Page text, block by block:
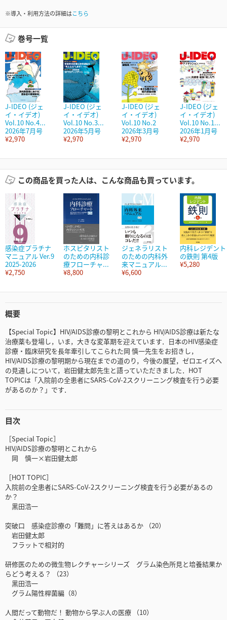
※導入・利用方法の詳細はこちら
巻号一覧
J-IDEO (ジェ
イ・イデオ)
Vol.10 No.4...
2026年7月号
¥2,970
J-IDEO (ジェ
イ・イデオ)
Vol.10 No.3...
2026年5月号
¥2,970
J-IDEO (ジェ
イ・イデオ)
Vol.10 No.2
2026年3月号
¥2,970
J-IDEO (ジェ
イ・イデオ)
Vol.10 No.1...
2026年1月号
¥2,970
この商品を買った人は、こんな商品も買っています。
感染症プラチナ
マニュアル Ver.9
2025-2026
¥2,750
ホスピタリスト
のための内科診
療フローチャ...
¥8,800
ジェネラリスト
のための内科外
来マニュアル...
¥6,600
内科レジデント
の鉄則 第4版
¥5,280
概要
【Special Topic】HIV/AIDS診療の黎明とこれから HIV/AIDS診療は新たな
治療薬も登場し，いま，大きな変革期を迎えています．日本のHIV感染症
診療・臨床研究を長年牽引してこられた岡 慎一先生をお招きし，
HIV/AIDS診療の黎明期から現在までの道のり，今後の展望，ゼロエイズへ
の見通しについて，岩田健太郎先生と語っていただきました．HOT
TOPICは「入院前の全患者にSARS-CoV-2スクリーニング検査を行う必要
があるのか？」です．
目次
［Special Topic］
HIV/AIDS診療の黎明とこれから
岡 慎一×岩田健太郎
［HOT TOPIC］
入院前の全患者にSARS-CoV-2スクリーニング検査を行う必要があるの
か？
黒田浩一
突破口 感染症診療の「難問」に答えはあるか （20）
岩田健太郎
フラットで相対的
研修医のための微生物レクチャーシリーズ グラム染色所見と培養結果か
らどう考える？ （23）
黒田浩一
グラム陽性桿菌編（8）
人間だって動物だ！ 動物から学ぶ人の医療 （10）